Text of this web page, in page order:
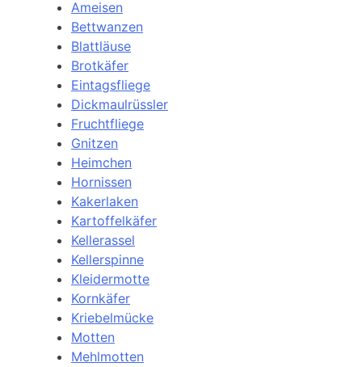
Ameisen
Bettwanzen
Blattläuse
Brotkäfer
Eintagsfliege
Dickmaulrüssler
Fruchtfliege
Gnitzen
Heimchen
Hornissen
Kakerlaken
Kartoffelkäfer
Kellerassel
Kellerspinne
Kleidermotte
Kornkäfer
Kriebelmücke
Motten
Mehlmotten